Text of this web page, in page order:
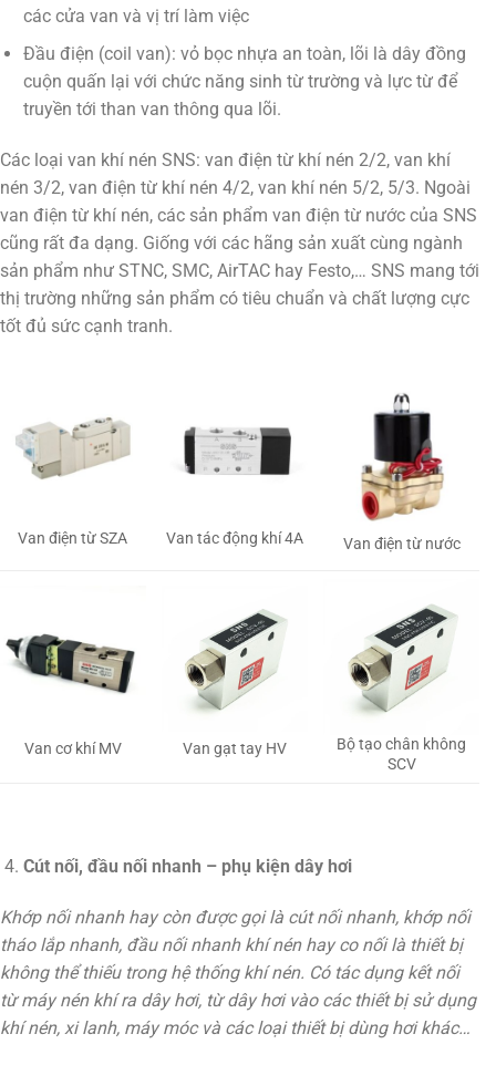
các cửa van và vị trí làm việc
Đầu điện (coil van): vỏ bọc nhựa an toàn, lõi là dây đồng
cuộn quấn lại với chức năng sinh từ trường và lực từ để
truyền tới than van thông qua lõi.
Các loại van khí nén SNS: van điện từ khí nén 2/2, van khí
nén 3/2, van điện từ khí nén 4/2, van khí nén 5/2, 5/3. Ngoài
van điện từ khí nén, các sản phẩm van điện từ nước của SNS
cũng rất đa dạng. Giống với các hãng sản xuất cùng ngành
sản phẩm như STNC, SMC, AirTAC hay Festo,… SNS mang tới
thị trường những sản phẩm có tiêu chuẩn và chất lượng cực
tốt đủ sức cạnh tranh.
Van điện từ SZA Van tác động khí 4A Van điện từ nước
Van cơ khí MV Van gạt tay HV
Bộ tạo chân không
SCV
Cút nối, đầu nối nhanh – phụ kiện dây hơi
Khớp nối nhanh hay còn được gọi là cút nối nhanh, khớp nối
tháo lắp nhanh, đầu nối nhanh khí nén hay co nối là thiết bị
không thể thiếu trong hệ thống khí nén. Có tác dụng kết nối
từ máy nén khí ra dây hơi, từ dây hơi vào các thiết bị sử dụng
khí nén, xi lanh, máy móc và các loại thiết bị dùng hơi khác…